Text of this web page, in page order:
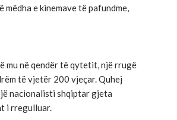
e kinemave të pafundme,
mu në qendër të qytetit, një rrugë
të vjetër 200 vjeçar. Quhej
nacionalisti shqiptar gjeta
i rregulluar.